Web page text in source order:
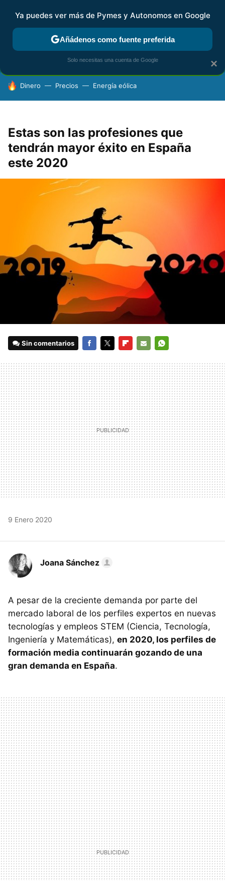
FISCALIDAD Y CONTABILIDAD KIT DIGITAL RENTA
HOY SE HABLA DE
Dinero Precios Energía eólica
Estas son las profesiones que
tendrán mayor éxito en España
este 2020
Sin comentarios
MAIL
9 Enero 2020
Joana Sánchez
A pesar de la creciente demanda por parte del
mercado laboral de los perfiles expertos en nuevas
tecnologías y empleos STEM (Ciencia, Tecnología,
Ingeniería y Matemáticas), en 2020, los perfiles de
formación media continuarán gozando de una
gran demanda en España.
×
Ya puedes ver más de Pymes y Autonomos en Google
Añádenos como fuente preferida
Solo necesitas una cuenta de Google